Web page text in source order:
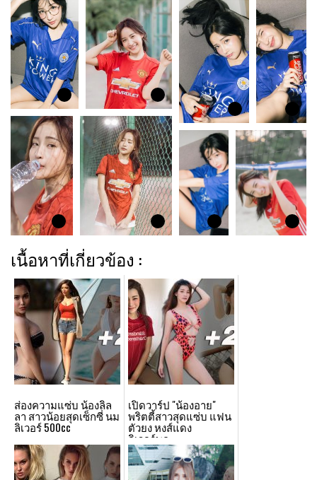
เนื้อหาที่เกี่ยวข้อง :
ส่องความแซ่บ น้องลิล
ลา สาวน้อยสุดเซ็กซี่ นม
ลิเวอร์ 500cc
เปิดวาร์ป "น้องอาย"
พริตตี้สาวสุดแซ่บ แฟน
ตัวยง หงส์แดง
ลิเวอร์พูล